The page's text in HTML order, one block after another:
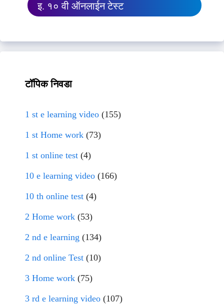
इ. १० वी ऑनलाईन टेस्ट
टॉपिक निवडा
1 st e learning video (155)
1 st Home work (73)
1 st online test (4)
10 e learning video (166)
10 th online test (4)
2 Home work (53)
2 nd e learning (134)
2 nd online Test (10)
3 Home work (75)
3 rd e learning video (107)